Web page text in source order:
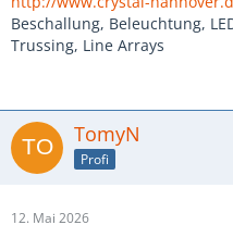
Beschallung, Beleuchtung,
Trussing, Line Arrays
TomyN
Profi
12. Mai 2026